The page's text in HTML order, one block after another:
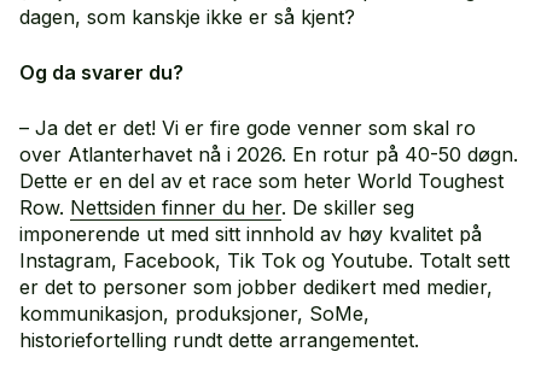
dagen, som kanskje ikke er så kjent?
Og da svarer du?
– Ja det er det! Vi er fire gode venner som skal ro
over Atlanterhavet nå i 2026. En rotur på 40-50 døgn.
Dette er en del av et race som heter World Toughest
Row. Nettsiden finner du her. De skiller seg
imponerende ut med sitt innhold av høy kvalitet på
Instagram, Facebook, Tik Tok og Youtube. Totalt sett
er det to personer som jobber dedikert med medier,
kommunikasjon, produksjoner, SoMe,
historiefortelling rundt dette arrangementet.